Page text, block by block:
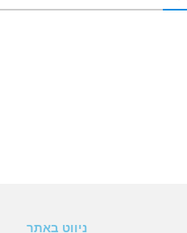
ניווט באתר